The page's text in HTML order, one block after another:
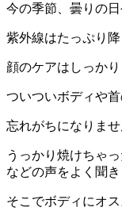
今の季節、曇りの日
紫外線はたっぷり降
顔のケアはしっかり
ついついボディや
忘れがちになりませ
うっかり焼けちゃ
などの声をよく聞き
そこでボディにオ